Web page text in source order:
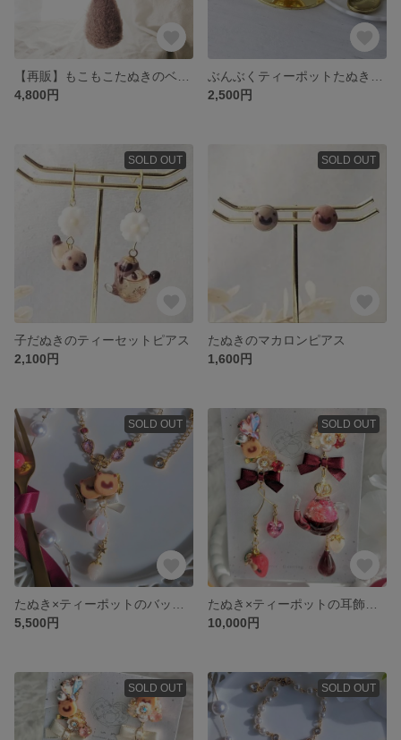
4,800円
2,500円
SOLD OUT
子だぬきのティーセットピアス
2,100円
SOLD OUT
たぬきのマカロンピアス
1,600円
SOLD OUT
5,500円
SOLD OUT
10,000円
SOLD OUT SOLD OUT